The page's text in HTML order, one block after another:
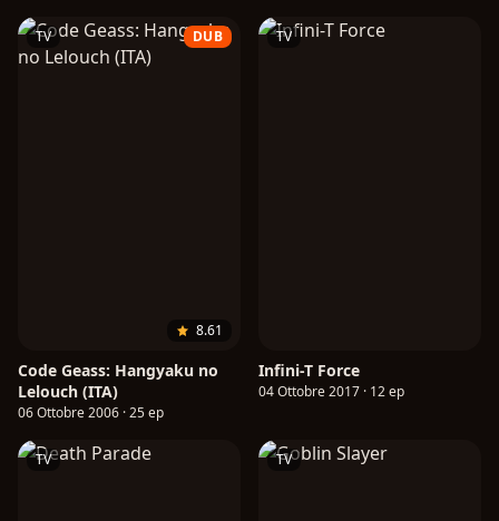
TV DUB
8.61
Code Geass: Hangyaku no
Lelouch (ITA)
06 Ottobre 2006 · 25 ep
TV
Infini-T Force
04 Ottobre 2017 · 12 ep
TV TV